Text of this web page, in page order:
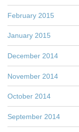
February 2015
January 2015
December 2014
November 2014
October 2014
September 2014